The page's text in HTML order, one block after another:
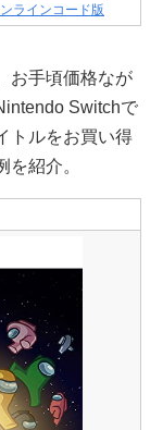
ラインコード版
お手頃価格なが
Switchで
トルをお買い得
紹介。